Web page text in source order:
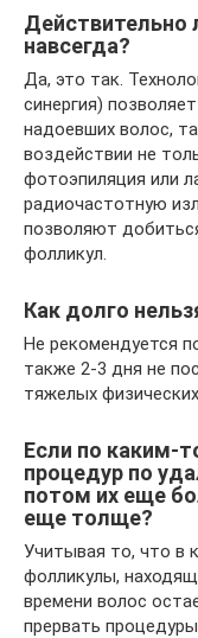
навсегда?
Да, это так.
синергия)
надоевших волос,
воздействии не
фотоэпиляция или
радиочастотную
позволяют
фолликул.
Как долго
Не рекомендуется
также 2-3 дня не
тяжелых физических
Если по каким-
процедур по
потом их еще
еще толще?
Учитывая то, что в
фолликулы,
времени волос
прервать